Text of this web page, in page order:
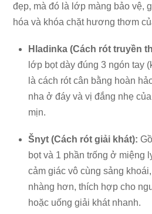
đẹp, mà đó là lớp màng bảo vệ,
hóa và khóa chặt hương thơm
Hladinka (Cách rót truyền
lớp bọt dày đúng 3 ngón tay
là cách rót cân bằng hoàn
nha ở đáy và vị đắng nhẹ
mịn.
Šnyt (Cách rót giải khát):
bọt và 1 phần trống ở miệng
cảm giác vô cùng sảng
nhàng hơn, thích hợp cho
hoặc uống giải khát nhanh.